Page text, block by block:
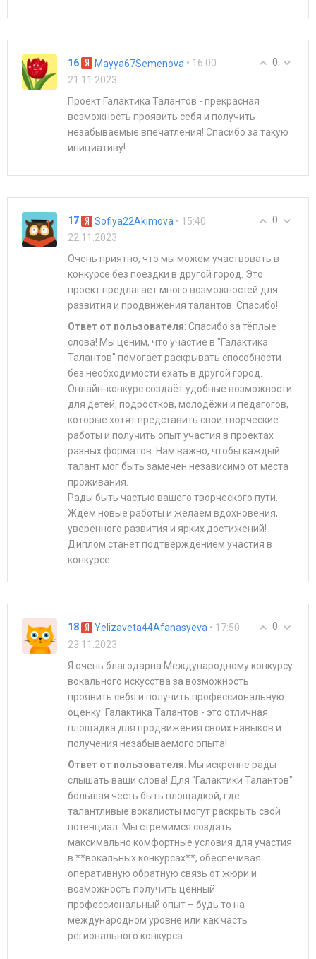
0
16 Mayya67Semenova • 16:00
21.11.2023
Проект Галактика Талантов - прекрасная
возможность проявить себя и получить
незабываемые впечатления! Спасибо за такую
инициативу!
0
17 Sofiya22Akimova • 15:40
22.11.2023
Очень приятно, что мы можем участвовать в
конкурсе без поездки в другой город. Это
проект предлагает много возможностей для
развития и продвижения талантов. Спасибо!
Ответ от пользователя: Спасибо за тёплые
слова! Мы ценим, что участие в "Галактика
Талантов" помогает раскрывать способности
без необходимости ехать в другой город.
Онлайн-конкурс создаёт удобные возможности
для детей, подростков, молодёжи и педагогов,
которые хотят представить свои творческие
работы и получить опыт участия в проектах
разных форматов. Нам важно, чтобы каждый
талант мог быть замечен независимо от места
проживания.
Рады быть частью вашего творческого пути.
Ждём новые работы и желаем вдохновения,
уверенного развития и ярких достижений!
Диплом станет подтверждением участия в
конкурсе.
0
18 Yelizaveta44Afanasyeva • 17:50
23.11.2023
Я очень благодарна Международному конкурсу
вокального искусства за возможность
проявить себя и получить профессиональную
оценку. Галактика Талантов - это отличная
площадка для продвижения своих навыков и
получения незабываемого опыта!
Ответ от пользователя: Мы искренне рады
слышать ваши слова! Для "Галактики Талантов"
большая честь быть площадкой, где
талантливые вокалисты могут раскрыть свой
потенциал. Мы стремимся создать
максимально комфортные условия для участия
в **вокальных конкурсах**, обеспечивая
оперативную обратную связь от жюри и
возможность получить ценный
профессиональный опыт – будь то на
международном уровне или как часть
регионального конкурса.